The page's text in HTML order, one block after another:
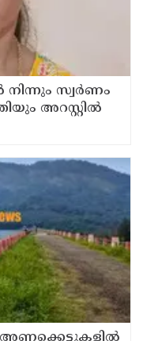
നിന്നും സ്വർണം
അറസ്റ്റിൽ